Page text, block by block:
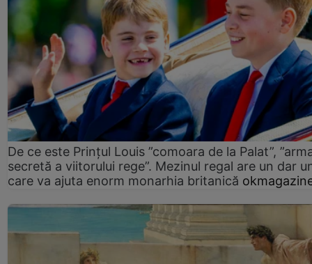
De ce este Prințul Louis ”comoara de la Palat”,
secretă a viitorului rege”. Mezinul regal are un dar
care va ajuta enorm monarhia britanică